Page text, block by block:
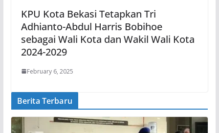
KPU Kota Bekasi Tetapkan Tri
Adhianto-Abdul Harris Bobihoe
sebagai Wali Kota dan Wakil Wali Kota
2024-2029
February 6, 2025
Berita Terbaru